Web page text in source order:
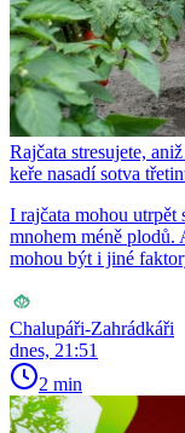
Rajčata stresujete,
keře nasadí sotva
I rajčata mohou utrpět
mnohem méně plodů.
mohou být i jiné
Chalupáři-Zahrádkáři
dnes, 21:51
2 min